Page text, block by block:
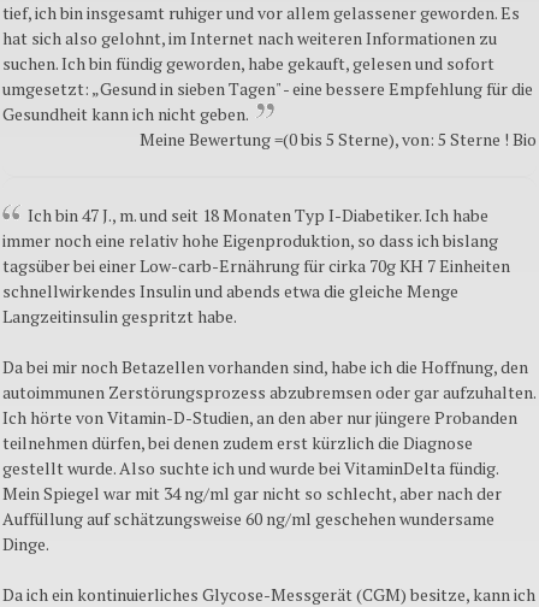
tief, ich bin insgesamt ruhiger und vor allem gelassener geworden. Es
hat sich also gelohnt, im Internet nach weiteren Informationen zu
suchen. Ich bin fündig geworden, habe gekauft, gelesen und sofort
umgesetzt: „Gesund in sieben Tagen" - eine bessere Empfehlung für die
Gesundheit kann ich nicht geben.
Meine Bewertung =(0 bis 5 Sterne), von: 5 Sterne ! Bio
Ich bin 47 J., m. und seit 18 Monaten Typ I-Diabetiker. Ich habe
immer noch eine relativ hohe Eigenproduktion, so dass ich bislang
tagsüber bei einer Low-carb-Ernährung für cirka 70g KH 7 Einheiten
schnellwirkendes Insulin und abends etwa die gleiche Menge
Langzeitinsulin gespritzt habe.
Da bei mir noch Betazellen vorhanden sind, habe ich die Hoffnung, den
autoimmunen Zerstörungsprozess abzubremsen oder gar aufzuhalten.
Ich hörte von Vitamin-D-Studien, an den aber nur jüngere Probanden
teilnehmen dürfen, bei denen zudem erst kürzlich die Diagnose
gestellt wurde. Also suchte ich und wurde bei VitaminDelta fündig.
Mein Spiegel war mit 34 ng/ml gar nicht so schlecht, aber nach der
Auffüllung auf schätzungsweise 60 ng/ml geschehen wundersame
Dinge.
Da ich ein kontinuierliches Glycose-Messgerät (CGM) besitze, kann ich